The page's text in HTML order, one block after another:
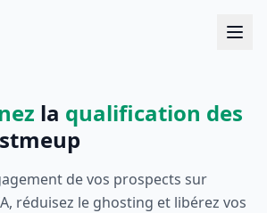
la qualification des
de vos prospects sur
réduisez le ghosting et libérez vos